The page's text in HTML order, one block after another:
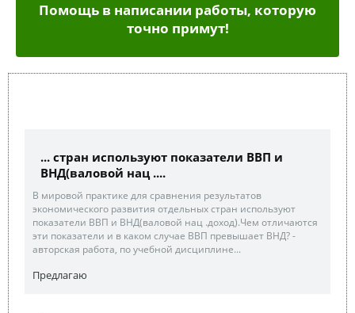
Помощь в написании работы, которую
точно примут!
... стран используют показатели ВВП и
ВНД(валовой нац ....
В мировой практике для сравнения результатов
экономического развития отдельных стран используют
показатели ВВП и ВНД(валовой нац .доход).Чем отличаются
эти показатели и в каком случае ВВП превышает ВНД? -
авторская работа, по учебной дисциплине...
Предлагаю